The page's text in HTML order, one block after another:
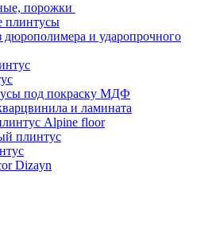
порожки
плинтусы
и ударопрочного
под покраску МДФ
и ламината
Alpine floor
плинтус
Dizayn